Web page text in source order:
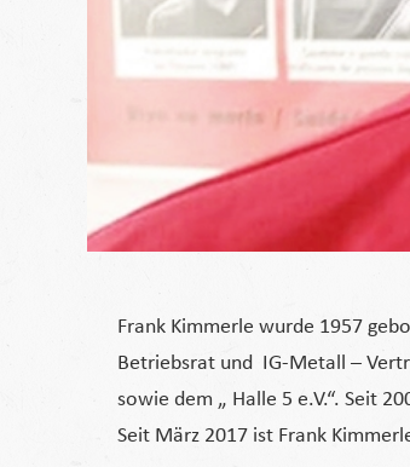
Frank Kimmerle wurde 1957
Betriebsrat und IG-Metall –
sowie dem „ Halle 5 e.V.“. Seit
Seit März 2017 ist Frank